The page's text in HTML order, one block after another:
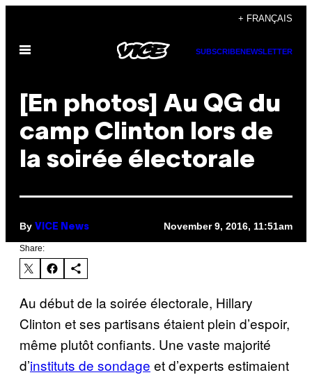
content
+ FRANÇAIS
Open
SUBSCRIBENEWSLETTER
[En photos] Au QG du
camp Clinton lors de
la soirée électorale
By VICE News November 9, 2016, 11:51am
Share:
Au début de la soirée électorale, Hillary
Clinton et ses partisans étaient plein d’espoir,
même plutôt confiants. Une vaste majorité
d’instituts de sondage et d’experts estimaient